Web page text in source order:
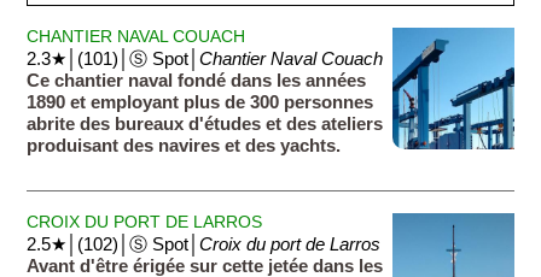
CHANTIER NAVAL COUACH
2.3★│(101)│Ⓢ Spot│Chantier Naval Couach
Ce chantier naval fondé dans les années
1890 et employant plus de 300 personnes
abrite des bureaux d'études et des ateliers
produisant des navires et des yachts.
CROIX DU PORT DE LARROS
2.5★│(102)│Ⓢ Spot│Croix du port de Larros
Avant d'être érigée sur cette jetée dans les